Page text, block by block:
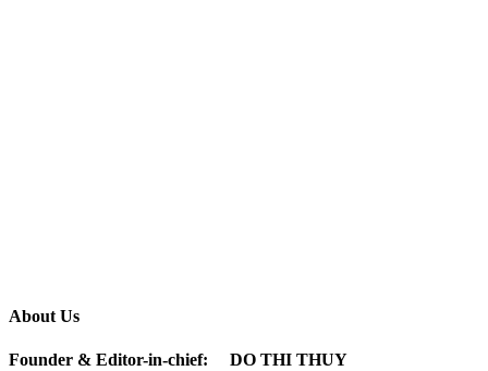
About Us
Founder & Editor-in-chief:
DO THI THUY